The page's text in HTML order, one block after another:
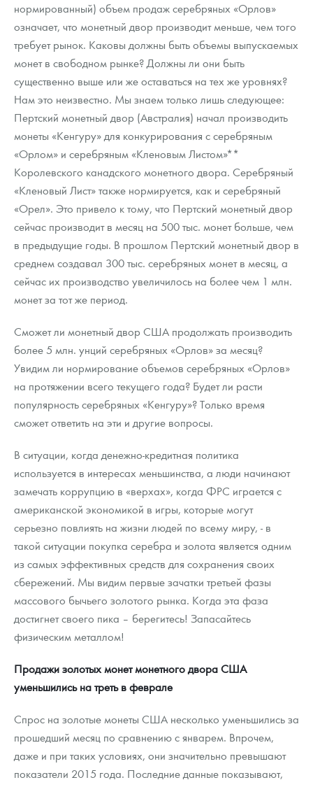
нормированный) объем продаж серебряных «Орлов»
означает, что монетный двор производит меньше, чем того
требует рынок. Каковы должны быть объемы выпускаемых
монет в свободном рынке? Должны ли они быть
существенно выше или же оставаться на тех же уровнях?
Нам это неизвестно. Мы знаем только лишь следующее:
Пертский монетный двор (Австралия) начал производить
монеты «Кенгуру» для конкурирования с серебряным
«Орлом» и серебряным «Кленовым Листом»**
Королевского канадского монетного двора. Серебряный
«Кленовый Лист» также нормируется, как и серебряный
«Орел». Это привело к тому, что Пертский монетный двор
сейчас производит в месяц на 500 тыс. монет больше, чем
в предыдущие годы. В прошлом Пертский монетный двор в
среднем создавал 300 тыс. серебряных монет в месяц, а
сейчас их производство увеличилось на более чем 1 млн.
монет за тот же период.
Сможет ли монетный двор США продолжать производить
более 5 млн. унций серебряных «Орлов» за месяц?
Увидим ли нормирование объемов серебряных «Орлов»
на протяжении всего текущего года? Будет ли расти
популярность серебряных «Кенгуру»? Только время
сможет ответить на эти и другие вопросы.
В ситуации, когда денежно-кредитная политика
используется в интересах меньшинства, а люди начинают
замечать коррупцию в «верхах», когда ФРС играется с
американской экономикой в игры, которые могут
серьезно повлиять на жизни людей по всему миру, - в
такой ситуации покупка серебра и золота является одним
из самых эффективных средств для сохранения своих
сбережений. Мы видим первые зачатки третьей фазы
массового бычьего золотого рынка. Когда эта фаза
достигнет своего пика – берегитесь! Запасайтесь
физическим металлом!
Продажи золотых монет монетного двора США
уменьшились на треть в феврале
Спрос на золотые монеты США несколько уменьшились за
прошедший месяц по сравнению с январем. Впрочем,
даже и при таких условиях, они значительно превышают
показатели 2015 года. Последние данные показывают,